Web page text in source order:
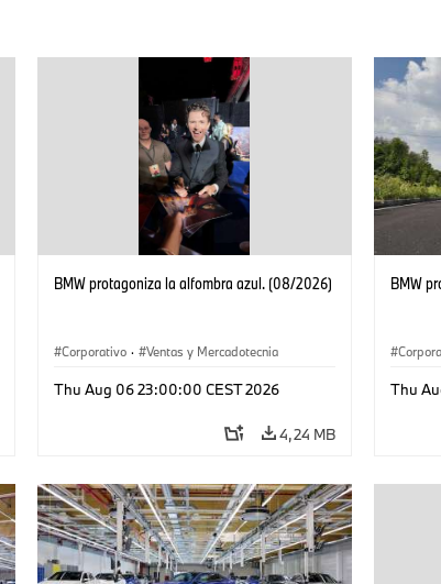
BMW protagoniza la alfombra azul. (08/2026)
Corporativo · Ventas y Mercadotecnia
Thu Aug 06 23:00:00 CEST 2026
4,24 MB
BMW
Thu